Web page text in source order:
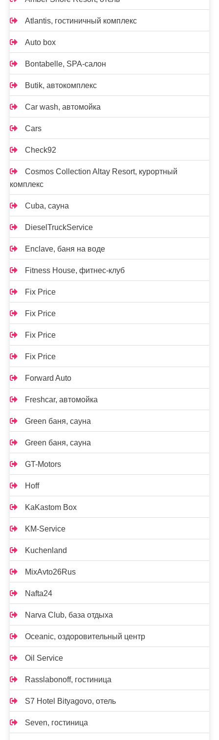
Atlantis, гостиничный комплекс
Auto box
Bontabelle, SPA-салон
Butik, автокомплекс
Car wash, автомойка
Cars
Check92
Cosmos Collection Altay Resort, курортный
комплекс
Cuba, сауна
DieselTruckService
Enclave, баня на воде
Fitness House, фитнес-клуб
Fix Price
Fix Price
Fix Price
Fix Price
Forward Auto
Freshcar, автомойка
Green баня, сауна
Green баня, сауна
GT-Motors
Hoff
KaKastom Box
KM-Service
Kuchenland
MixAvto26Rus
Nafta24
Narva Club, база отдыха
Oceanic, оздоровительный центр
Oil Service
Rasslabonoff, гостиница
S7 Hotel Bityagovo, отель
Seven, гостиница